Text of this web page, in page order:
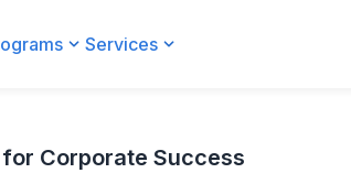
Services
Corporate Success